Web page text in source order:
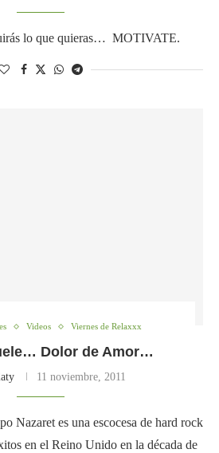
lo que quieras… MOTIVATE.
Videos Viernes de Relaxxx
Dolor de Amor…
11 noviembre, 2011
Nazaret es una escocesa de hard rock
en el Reino Unido en la década de